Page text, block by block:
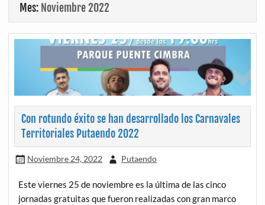
Mes: Noviembre 2022
Con rotundo éxito se han desarrollado los Carnavales
Territoriales Putaendo 2022
Noviembre 24, 2022 Putaendo
Este viernes 25 de noviembre es la última de las cinco
jornadas gratuitas que fueron realizadas con gran marco